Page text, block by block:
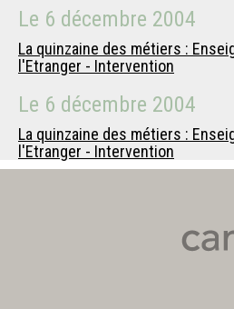
Le 6 décembre 2004
La quinzaine des métiers :
l'Etranger - Intervention
Le 6 décembre 2004
La quinzaine des métiers :
l'Etranger - Intervention